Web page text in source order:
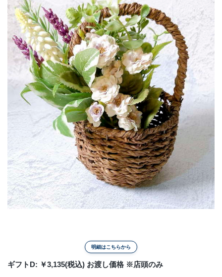
明細はこちらから
ギフトD: ￥3,135(税込) お渡し価格 ※店頭のみ